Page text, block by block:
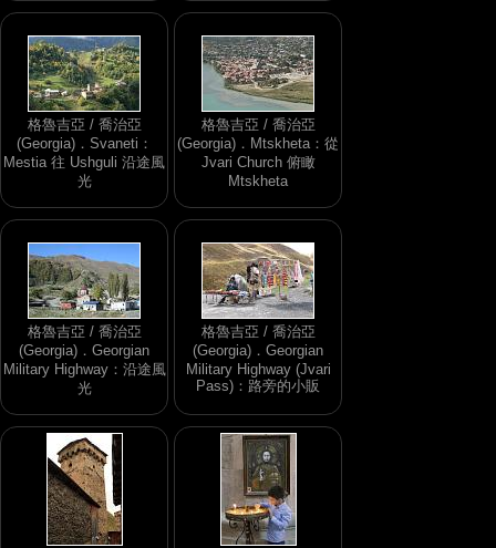
格魯吉亞 / 喬治亞
(Georgia)．Svaneti：
Mestia 往 Ushguli 沿途風
光
格魯吉亞 / 喬治亞
(Georgia)．Mtskheta：從
Jvari Church 俯瞰
Mtskheta
格魯吉亞 / 喬治亞
(Georgia)．Georgian
Military Highway：沿途風
光
格魯吉亞 / 喬治亞
(Georgia)．Georgian
Military Highway (Jvari
Pass)：路旁的小販